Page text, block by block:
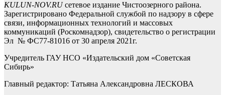
KULUN-NOV.RUсетевое издание Чистоозерного района.
Зарегистрировано Федеральной службой по надзору в сфере
связи, информационных технологий и массовых
коммуникаций (Роскомнадзор), свидетельство о регистрации
Эл № ФС77-81016 от 30 апреля 2021г.
Учредитель ГАУ НСО «Издательский дом «Советская
Сибирь»
Главный редактор: Татьяна Александровна ЛЕСКОВА